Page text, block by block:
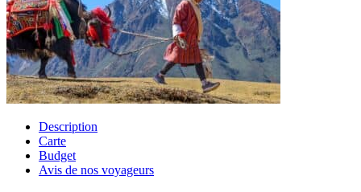
Description
Carte
Budget
Avis de nos voyageurs